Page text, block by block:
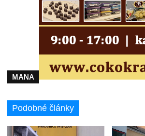
Budova bývalé restaurace Pod lesem čp.
2119 v Tylově ulici v Litvínově
Rieckenova vila u textilní továrny v Šumné-
Textilní továrna v Šumné-Litvínově
Úpravna vody Bílý potok – Meziboří
Bývalý statek čp. 14 v centru Polerad
Nádražní budova v Chotyni
MANA
Podobné články